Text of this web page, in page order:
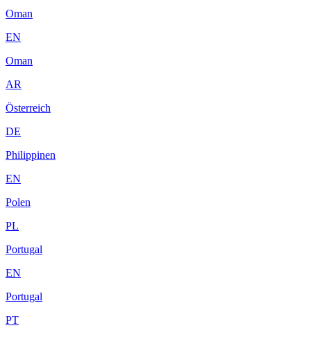
Oman
EN
Oman
AR
Österreich
DE
Philippinen
EN
Polen
PL
Portugal
EN
Portugal
PT